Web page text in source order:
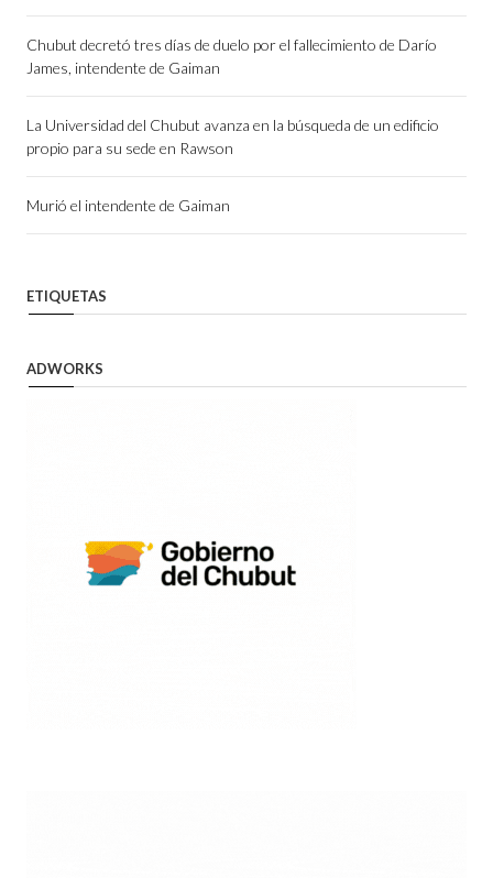
Chubut decretó tres días de duelo por el fallecimiento de Darío
James, intendente de Gaiman
La Universidad del Chubut avanza en la búsqueda de un edificio
propio para su sede en Rawson
Murió el intendente de Gaiman
ETIQUETAS
ADWORKS